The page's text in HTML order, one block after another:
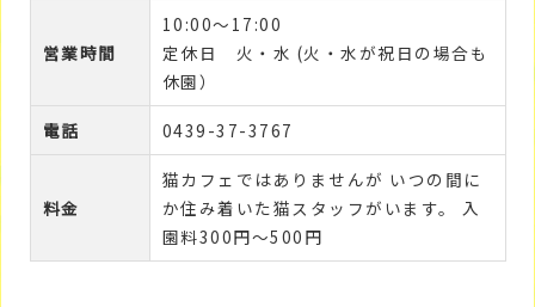
営業時間
10:00～17:00
定休日 火・水 (火・水が祝日の場合も
休園）
電話 0439-37-3767
料金
猫カフェではありませんが いつの間に
か住み着いた猫スタッフがいます。 入
園料300円〜500円